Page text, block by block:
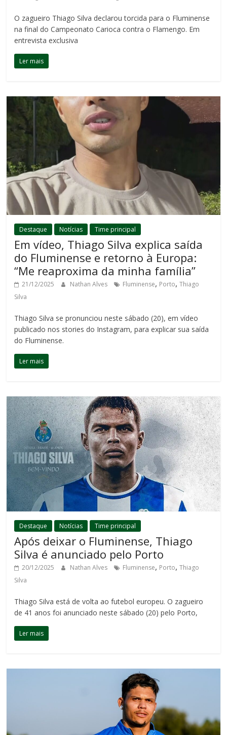
O zagueiro Thiago Silva declarou torcida para o Fluminense
na final do Campeonato Carioca contra o Flamengo. Em
entrevista exclusiva
Ler mais
Destaque Notícias Time principal
Em vídeo, Thiago Silva explica saída
do Fluminense e retorno à Europa:
“Me reaproxima da minha família”
21/12/2025 Nathan Alves Fluminense, Porto,Thiago
Silva
Thiago Silva se pronunciou neste sábado (20), em vídeo
publicado nos stories do Instagram, para explicar sua saída
do Fluminense.
Ler mais
Destaque Notícias Time principal
Após deixar o Fluminense, Thiago
Silva é anunciado pelo Porto
20/12/2025 Nathan Alves Fluminense, Porto,Thiago
Silva
Thiago Silva está de volta ao futebol europeu. O zagueiro
de 41 anos foi anunciado neste sábado (20) pelo Porto,
Ler mais